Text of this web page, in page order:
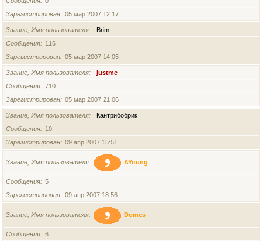
Зарегистрирован
05 мар 2007 12:17
Звание, Имя пользователя
Brim
Сообщения
116
Зарегистрирован
05 мар 2007 14:05
Звание, Имя пользователя
justme
Сообщения
710
Зарегистрирован
05 мар 2007 21:06
Звание, Имя пользователя
Кантрибобрик
Сообщения
10
Зарегистрирован
09 апр 2007 15:51
Звание, Имя пользователя AYoung
Сообщения
5
Зарегистрирован
09 апр 2007 18:56
Звание, Имя пользователя Domes
Сообщения
6